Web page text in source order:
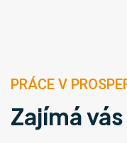
PRÁCE V
Zajímá